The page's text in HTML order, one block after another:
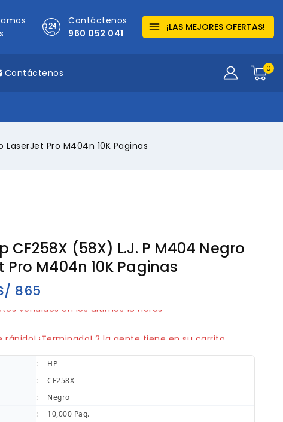
Contáctenos
960 052 041
¡LAS MEJORES OFERTAS!
Contáctenos 0
LaserJet Pro M404n 10K Paginas
CF258X (58X) L.J. P M404 Negro
Pro M404n 10K Paginas
865
vendidos en los últimos 18 horas
: HP
: CF258X
: Negro
: 10,000 Pag.